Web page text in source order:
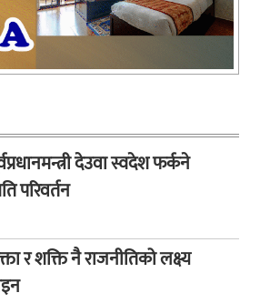
देउवा स्वदेश फर्कने
परिवर्तन
र शक्ति नै राजनीतिको लक्ष्य